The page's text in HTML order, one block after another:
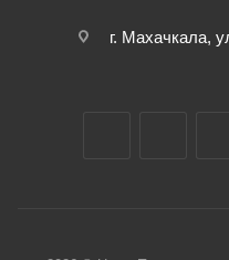
г. Махачкала,